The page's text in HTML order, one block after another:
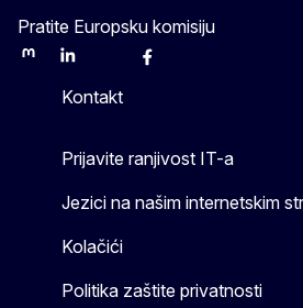
Pratite Europsku komisiju
MastodonLinkedInBlueskyFacebook
Kontakt
Prijavite ranjivost IT-a
Jezici na našim internetskim
Kolačići
Politika zaštite privatnosti